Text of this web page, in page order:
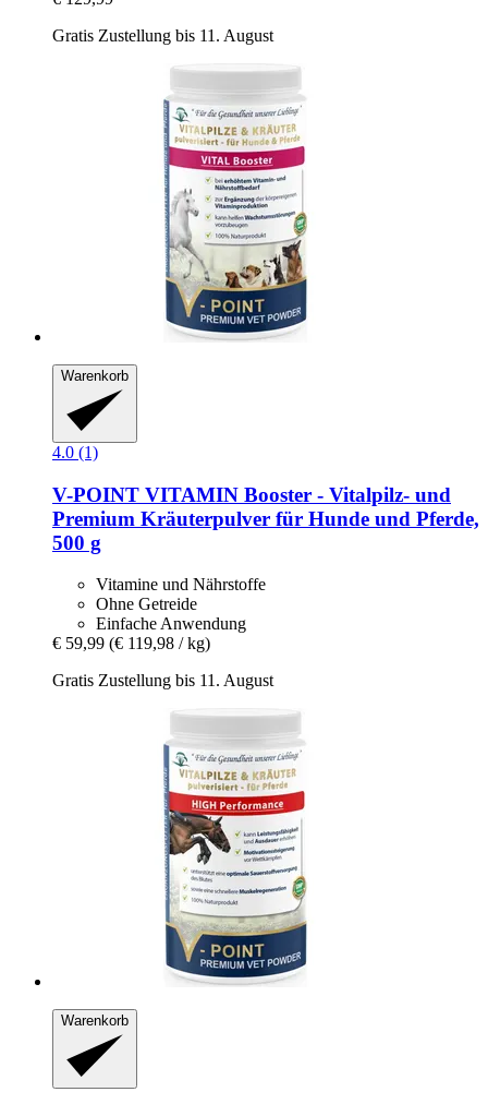
Gratis Zustellung bis 11. August
Warenkorb
4.0 (1)
V-POINT VITAMIN Booster -​ Vitalpilz-​ und
Premium Kräuterpulver für Hunde und Pferde,
500 g
Vitamine und Nährstoffe
Ohne Getreide
Einfache Anwendung
€ 59,99 (€ 119,98 / kg)
Gratis Zustellung bis 11. August
Warenkorb